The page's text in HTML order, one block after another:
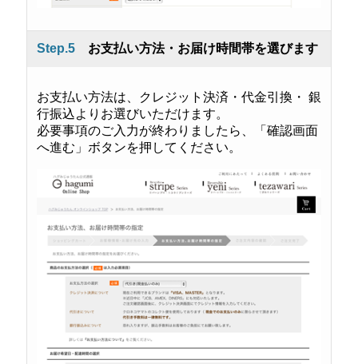
Step.5 お支払い方法・お届け時間帯を選びます
お支払い方法は、クレジット決済・代金引換・ 銀
行振込よりお選びいただけます。
必要事項のご入力が終わりましたら、「確認画面
へ進む」ボタンを押してください。